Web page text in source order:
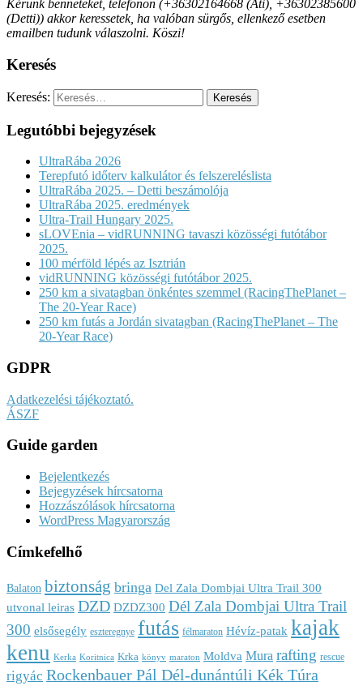
Kérünk benneteket, telefonon (+36302164668 (Ati), +36302385600
(Detti)) akkor keressetek, ha valóban sürgős, ellenkező esetben
emailben tudunk válaszolni. Köszi!
Keresés
Keresés:
Legutóbbi bejegyzések
UltraRába 2026
Terepfutó időterv kalkulátor és felszereléslista
UltraRába 2025. – Detti beszámolója
UltraRába 2025. eredmények
Ultra-Trail Hungary 2025.
sLOVEnia – vidRUNNING tavaszi közösségi futótábor
2025.
100 mérföld lépés az Isztrián
vidRUNNING közösségi futótábor 2025.
250 km a sivatagban önkéntes szemmel (RacingThePlanet –
The 20-Year Race)
250 km futás a Jordán sivatagban (RacingThePlanet – The
20-Year Race)
GDPR
Adatkezelési tájékoztató.
ÁSZF
Guide garden
Bejelentkezés
Bejegyzések hírcsatorna
Hozzászólások hírcsatorna
WordPress Magyarország
Címkefelhő
Balaton biztonság bringa Del Zala Dombjai Ultra Trail 300
utvonal leiras DZD DZDZ300 Dél Zala Dombjai Ultra Trail
300 elsősegély eszteregnye futás félmaraton Hévíz-patak kajak
kenu Kerka Koritnica Krka könyv maraton Moldva Mura rafting rescue
rigyác Rockenbauer Pál Dél-dunántúli Kék Túra